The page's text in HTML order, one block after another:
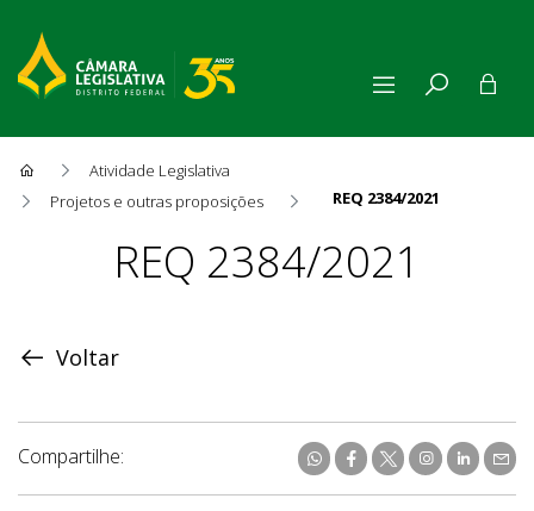
Atividade Legislativa
Projetos e outras proposições
REQ 2384/2021
ProposiçãoREQ 2384/2021
Voltar
Compartilhe: